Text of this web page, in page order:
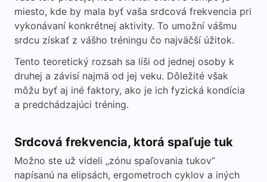
miesto, kde by mala byť vaša srdcová frekvencia pri
vykonávaní konkrétnej aktivity. To umožní vášmu
srdcu získať z vášho tréningu čo najväčší úžitok.
Tento teoretický rozsah sa líši od jednej osoby k
druhej a závisí najmä od jej veku. Dôležité však
môžu byť aj iné faktory, ako je ich fyzická kondícia
a predchádzajúci tréning.
Srdcová frekvencia, ktorá spaľuje tuk
Možno ste už videli „zónu spaľovania tukov“
napísanú na elipsách, ergometroch cyklov a iných